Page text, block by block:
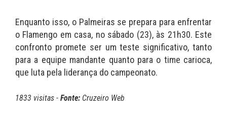
Enquanto isso, o Palmeiras se prepara para enfrentar
o Flamengo em casa, no sábado (23), às 21h30. Este
confronto promete ser um teste significativo, tanto
para a equipe mandante quanto para o time carioca,
que luta pela liderança do campeonato.
1833 visitas - Fonte: Cruzeiro Web